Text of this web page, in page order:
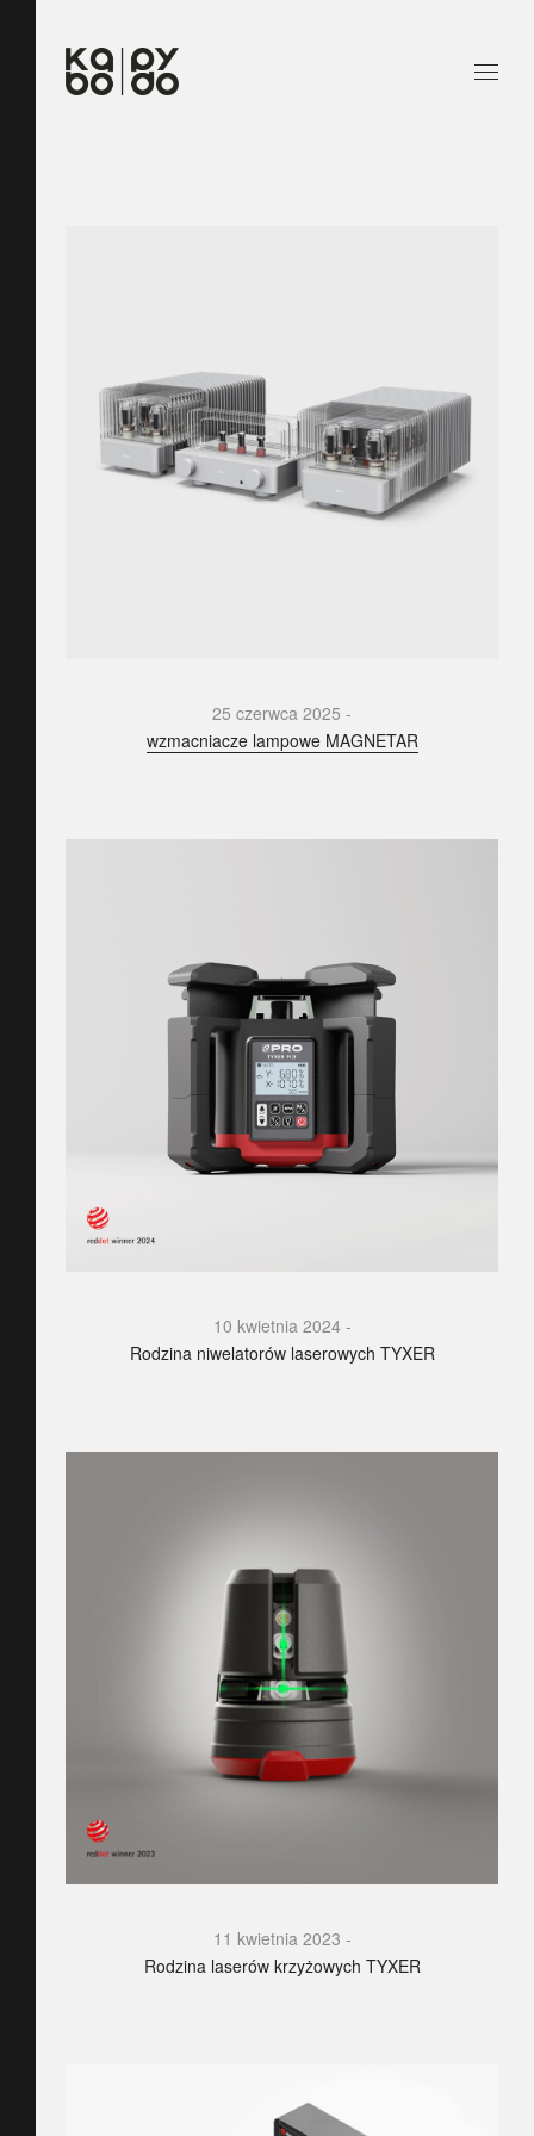
25 czerwca 2025
wzmacniacze lampowe MAGNETAR
10 kwietnia 2024
Rodzina niwelatorów laserowych TYXER
11 kwietnia 2023
Rodzina laserów krzyżowych TYXER